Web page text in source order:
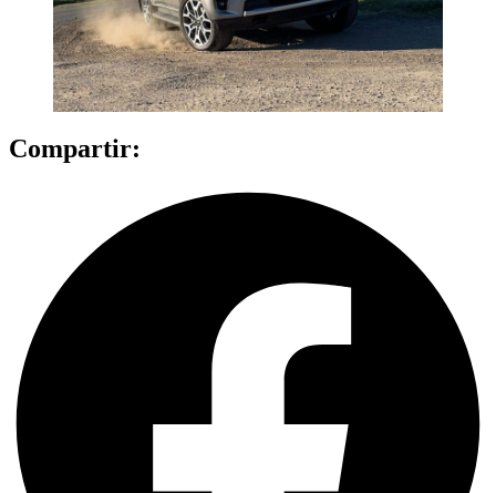
Compartir: